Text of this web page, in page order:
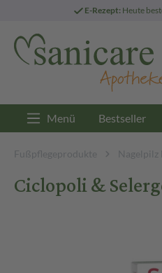
E-Rezept: Heute
Menü Bestseller
Fußpflegeprodukte Nagelpilz
Ciclopoli &